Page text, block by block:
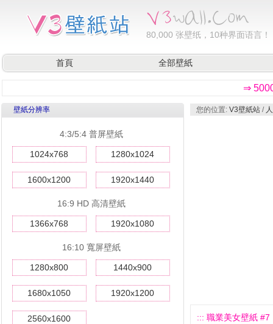
80,000 张壁纸，10种界面语言！
首頁 全部壁紙
⇒
壁紙分辨率
4:3/5:4 普屏壁紙
1024x768 1280x1024
1600x1200 1920x1440
16:9 HD 高清壁紙
1366x768 1920x1080
16:10 寬屏壁紙
1280x800 1440x900
1680x1050 1920x1200
2560x1600
您的位置: V3壁紙站 /
::: 職業美女壁紙 #7